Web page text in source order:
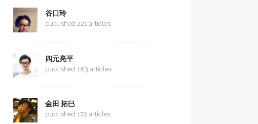
谷口玲
published 221 articles
四元亮平
published 183 articles
金田 拓巳
published 172 articles